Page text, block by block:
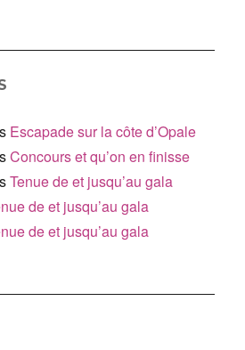
Escapade sur la côte d’Opale
Concours et qu’on en finisse
Tenue de et jusqu’au gala
de et jusqu’au gala
de et jusqu’au gala